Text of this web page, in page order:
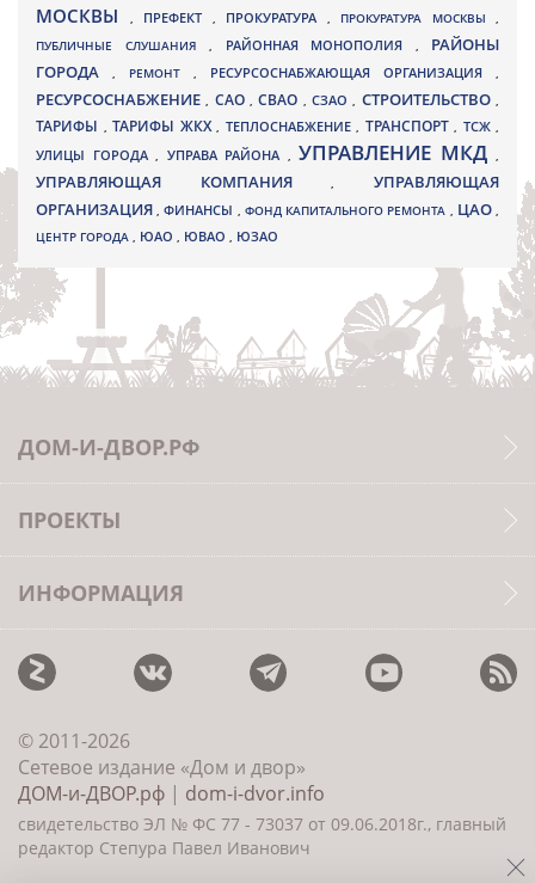
МОСКВЫ
, ПРЕФЕКТ , ПРОКУРАТУРА , ПРОКУРАТУРА МОСКВЫ ,
ПУБЛИЧНЫЕ СЛУШАНИЯ , РАЙОННАЯ МОНОПОЛИЯ , РАЙОНЫ
ГОРОДА
, РЕМОНТ , РЕСУРСОСНАБЖАЮЩАЯ ОРГАНИЗАЦИЯ ,
РЕСУРСОСНАБЖЕНИЕ, САО,СВАО ,СЗАО, СТРОИТЕЛЬСТВО,
ТАРИФЫ , ТАРИФЫ ЖКХ , ТЕПЛОСНАБЖЕНИЕ , ТРАНСПОРТ , ТСЖ ,
УЛИЦЫ ГОРОДА , УПРАВА РАЙОНА , УПРАВЛЕНИЕ МКД ,
УПРАВЛЯЮЩАЯ КОМПАНИЯ,УПРАВЛЯЮЩАЯ
ОРГАНИЗАЦИЯ,ФИНАНСЫ , ФОНД КАПИТАЛЬНОГО РЕМОНТА , ЦАО,
ЦЕНТР ГОРОДА , ЮАО , ЮВАО , ЮЗАО
ДОМ-И-ДВОР.РФ
ПРОЕКТЫ
ИНФОРМАЦИЯ
© 2011-2026
Сетевое издание «Дом и двор»
ДОМ-и-ДВОР.рф | dom-i-dvor.info
свидетельство ЭЛ № ФС 77 - 73037 от 09.06.2018г., главный
редактор Степура Павел Иванович